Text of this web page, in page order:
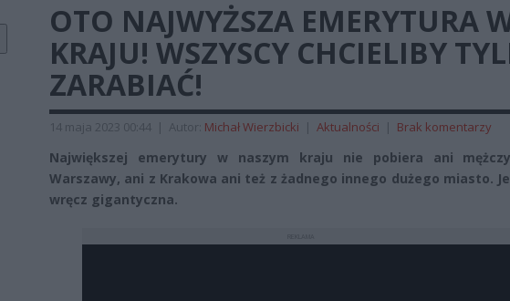
OTO NAJWYŻSZA EMERYTURA
KRAJU! WSZYSCY CHCIELIBY
ZARABIAĆ!
14 maja 2023 00:44 | Autor: Michał Wierzbicki | Aktualności | Brak komentarzy
Największej emerytury w naszym kraju nie pobiera ani
Warszawy, ani z Krakowa ani też z żadnego innego dużego miasto.
wręcz gigantyczna.